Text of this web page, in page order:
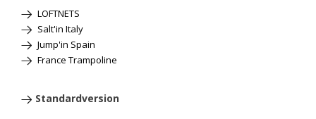
LOFTNETS
Salt'in Italy
Jump'in Spain
France Trampoline
Standardversion